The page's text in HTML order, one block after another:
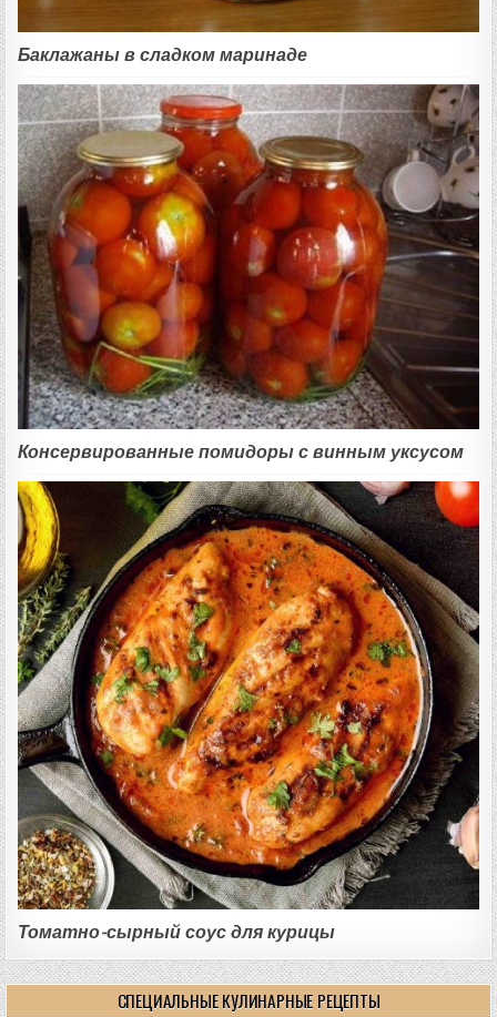
Баклажаны в сладком маринаде
Консервированные помидоры с винным уксусом
Томатно-сырный соус для курицы
СПЕЦИАЛЬНЫЕ КУЛИНАРНЫЕ РЕЦЕПТЫ